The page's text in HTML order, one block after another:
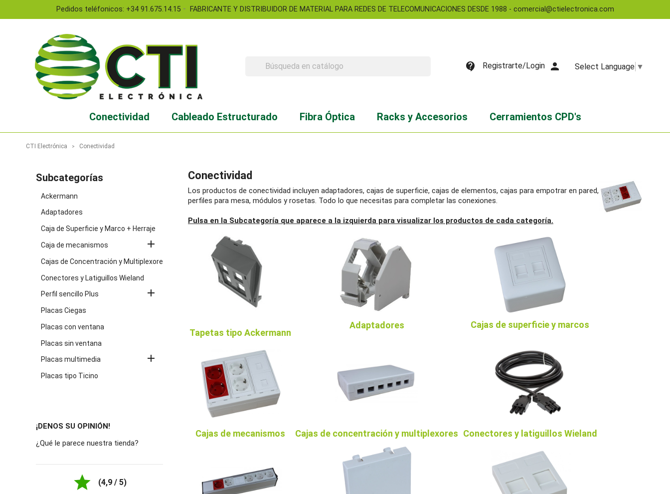
Pedidos teléfonicos: +34 91.675.14.15- FABRICANTE Y DISTRIBUIDOR DE MATERIAL PARA REDES DE TELECOMUNICACIONES DESDE 1988 - comercial@ctielectronica.com
contact_support Registrarte/Login person Select Language ▼
Conectividad Cableado Estructurado Fibra Óptica Racks y Accesorios Cerramientos CPD's
CTI Electrónica Conectividad
Subcategorías
Ackermann
Adaptadores
Caja de Superficie y Marco + Herraje
Caja de mecanismos 
Cajas de Concentración y Multiplexores
Conectores y Latiguillos Wieland
Perfil sencillo Plus 
Placas Ciegas
Placas con ventana
Placas sin ventana
Placas multimedia 
Placas tipo Ticino
¡DENOS SU OPINIÓN!
¿Qué le parece nuestra tienda?
 (4,9 / 5)
Conectividad
Los productos de conectividad incluyen adaptadores, cajas de superficie, cajas de elementos, cajas para empotrar en pared,
perfiles para mesa, módulos y rosetas. Todo lo que necesitas para completar las conexiones.
Pulsa en la Subcategoría que aparece a la izquierda para visualizar los productos de cada categoría.
Tapetas tipo Ackermann
Adaptadores Cajas de superficie y marcos
Cajas de mecanismos Cajas de concentración y multiplexores Conectores y latiguillos Wieland